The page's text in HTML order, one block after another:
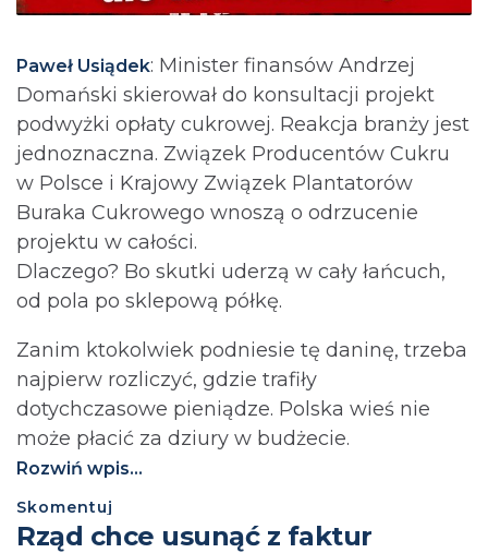
Paweł Usiądek: Minister finansów Andrzej
Domański skierował do konsultacji projekt
podwyżki opłaty cukrowej. Reakcja branży jest
jednoznaczna. Związek Producentów Cukru
w Polsce i Krajowy Związek Plantatorów
Buraka Cukrowego wnoszą o odrzucenie
projektu w całości.
Dlaczego? Bo skutki uderzą w cały łańcuch,
od pola po sklepową półkę.
Zanim ktokolwiek podniesie tę daninę, trzeba
najpierw rozliczyć, gdzie trafiły
dotychczasowe pieniądze. Polska wieś nie
może płacić za dziury w budżecie.⁩
Rozwiń wpis...
Skomentuj
Rząd chce usunąć z faktur